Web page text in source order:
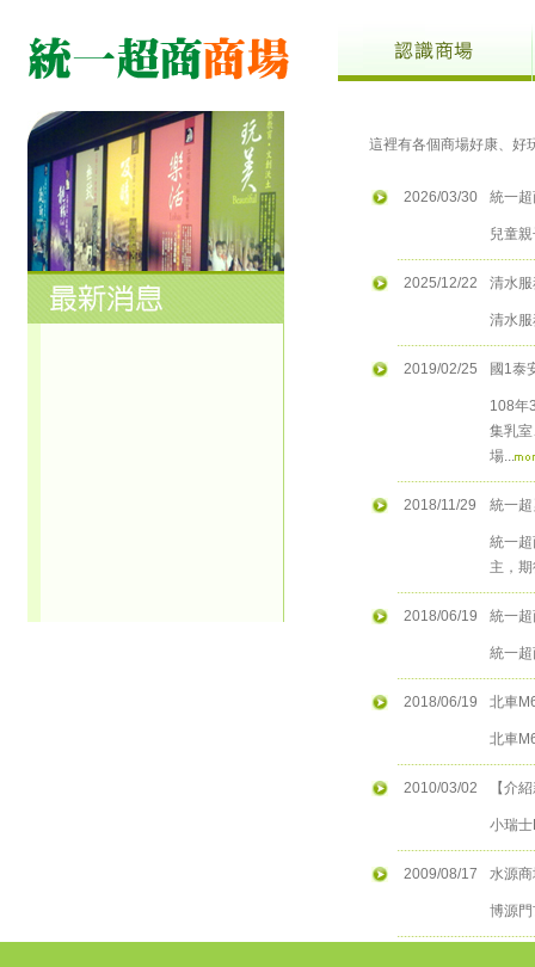
這裡有各個商場好康、好
2026/03/30 統一
兒童
2025/12/22 清水
清水
2019/02/25 國1泰
108年
集乳
場...
2018/11/29 統一
統一
主，
2018/06/19 統一
統一
2018/06/19 北車
北車
2010/03/02 【介
小瑞
2009/08/17 水源
博源